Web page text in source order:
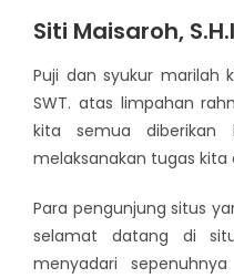
Siti Maisaroh,
Puji dan syukur marilah
SWT. atas limpahan
kita semua diberikan
melaksanakan tugas kita
Para pengunjung situs
selamat datang di
menyadari